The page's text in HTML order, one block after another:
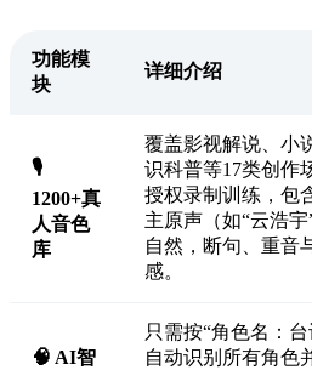
功能模
块
详细介绍
🎙️
1200+真
人音色
库
覆盖影视解说、小
识科普等17类创作
授权录制训练，包
主原声（如“云浩
自然，断句、重音
感。
🧠 AI智
只需按“角色名：
自动识别所有角色